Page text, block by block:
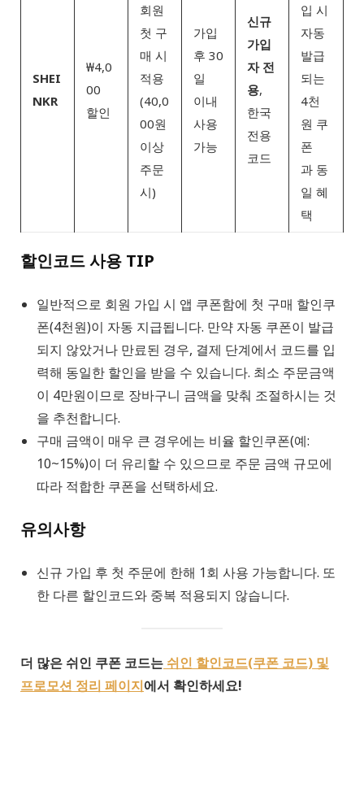
SHEI
NKR
₩4,0
00
할인
회원
첫 구
매 시
적용
(40,0
00원
이상
주문
시)
가입
후 30
일
이내
사용
가능
신규
가입
자 전
용,
한국
전용
코드
입 시
자동
발급
되는
4천
원 쿠
폰
과 동
일 혜
택
할인코드 사용 TIP
일반적으로 회원 가입 시 앱 쿠폰함에 첫 구매 할인쿠
폰(4천원)이 자동 지급됩니다. 만약 자동 쿠폰이 발급
되지 않았거나 만료된 경우, 결제 단계에서 코드를 입
력해 동일한 할인을 받을 수 있습니다. 최소 주문금액
이 4만원이므로 장바구니 금액을 맞춰 조절하시는 것
을 추천합니다.
구매 금액이 매우 큰 경우에는 비율 할인쿠폰(예:
10~15%)이 더 유리할 수 있으므로 주문 금액 규모에
따라 적합한 쿠폰을 선택하세요.
유의사항
신규 가입 후 첫 주문에 한해 1회 사용 가능합니다. 또
한 다른 할인코드와 중복 적용되지 않습니다.
더 많은 쉬인 쿠폰 코드는 쉬인 할인코드(쿠폰 코드) 및
프로모션 정리 페이지에서 확인하세요!